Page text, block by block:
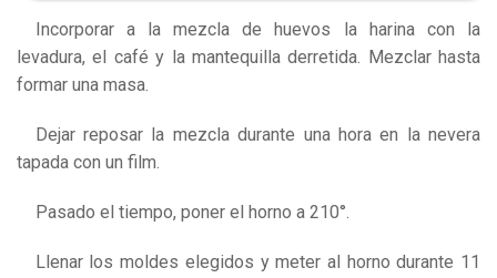
Incorporar a la mezcla de huevos la harina con la
levadura, el café y la mantequilla derretida. Mezclar hasta
formar una masa.
Dejar reposar la mezcla durante una hora en la nevera
tapada con un film.
Pasado el tiempo, poner el horno a 210°.
Llenar los moldes elegidos y meter al horno durante 11